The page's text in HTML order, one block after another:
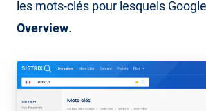
les mots-clés pour lesquels
Overview.